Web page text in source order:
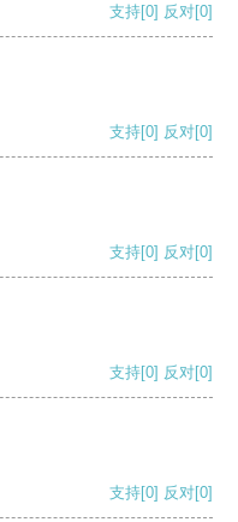
支持[0] 反对[0]
支持[0] 反对[0]
支持[0] 反对[0]
支持[0] 反对[0]
支持[0] 反对[0]